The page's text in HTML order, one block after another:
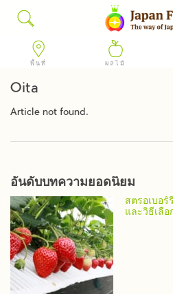
พื้นที่ ผลไม้
Oita
Article not found.
อันดับบทความยอดนิยม
สตรอเบอ
และวิธีเลือ